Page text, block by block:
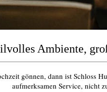
Ambiente,
gönnen, dann ist
aufmerksamen Service, nicht